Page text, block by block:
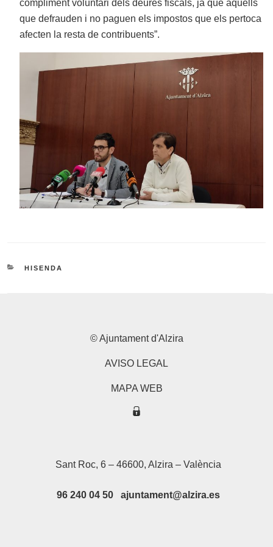
compliment voluntari dels deures fiscals, ja que aquells
que defrauden i no paguen els impostos que els pertoca
afecten la resta de contribuents”.
CATEGORIES
HISENDA
© Ajuntament d'Alzira
AVISO LEGAL
MAPA WEB
Sant Roc, 6 – 46600, Alzira – València
96 240 04 50 ajuntament@alzira.es